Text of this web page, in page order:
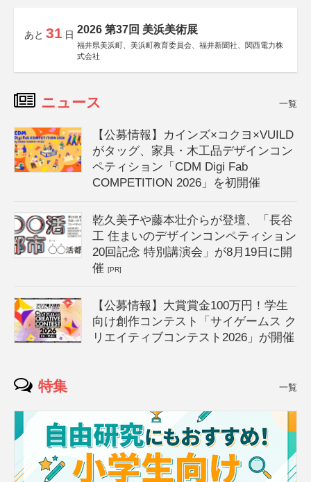
あと 31 日 2026 第37回 美浜美術展
福井県美浜町、美浜町教育委員会、福井新聞社、関西電力株
式会社
ニュース 一覧
【公募情報】カインズ×コクヨ×VUILD
がタッグ、家具・木工品デザインコン
ペティション「CDM Digi Fab
COMPETITION 2026」を初開催
乾久美子や藤本壮介らが登壇、「長谷
工 住まいのデザインコンペティション
20回記念 特別講演会」が8月19日に開
催[PR]
【公募情報】大賞賞金100万円！学生
向け創作コンテスト「サイゲームス ク
リエイティブコンテスト2026」が開催
特集 一覧